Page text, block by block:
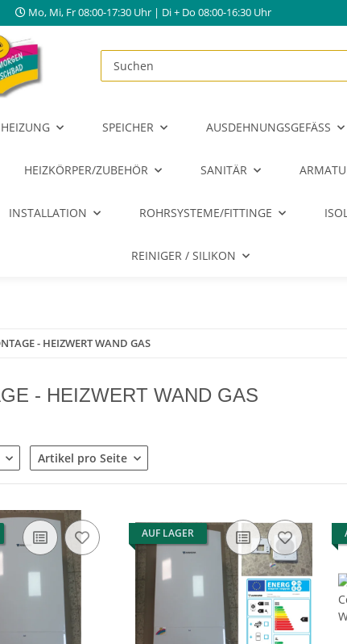
Mo, Mi, Fr 08:00-17:30 Uhr | Di + Do 08:00-16:30 Uhr
SPEICHER AUSDEHNUNGSGEFÄSS
HEIZKÖRPER/ZUBEHÖR SANITÄR
INSTALLATION ROHRSYSTEME/FITTINGE
REINIGER / SILIKON
- HEIZWERT WAND GAS
- HEIZWERT WAND GAS
Artikel pro Seite
AUF LAGER